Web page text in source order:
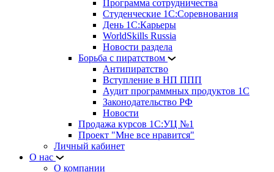
Программа сотрудничества
Студенческие 1С:Соревнования
День 1С:Карьеры
WorldSkills Russia
Новости раздела
Борьба с пиратством
Антипиратство
Вступление в НП ППП
Аудит программных продуктов 1С
Законодательство РФ
Новости
Продажа курсов 1С:УЦ №1
Проект "Мне все нравится"
Личный кабинет
О нас
О компании